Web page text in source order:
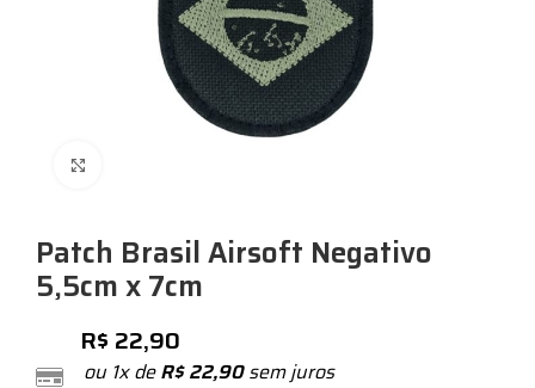
Patch Brasil Airsoft Negativo
5,5cm x 7cm
R$ 22,90
ou 1x deR$22,90sem juros